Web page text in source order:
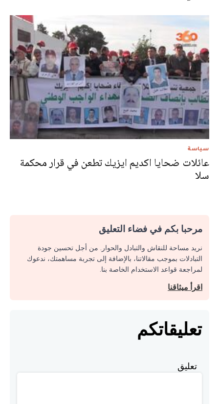
سياسة
عائلات ضحايا اكديم ايزيك تطعن في قرار محكمة
سلا
مرحبا بكم في فضاء التعليق
نريد مساحة للنقاش والتبادل والحوار. من أجل تحسين جودة
التبادلات بموجب مقالاتنا، بالإضافة إلى تجربة مساهمتك، ندعوك
لمراجعة قواعد الاستخدام الخاصة بنا.
اقرأ ميثاقنا
تعليقاتكم
تعليق